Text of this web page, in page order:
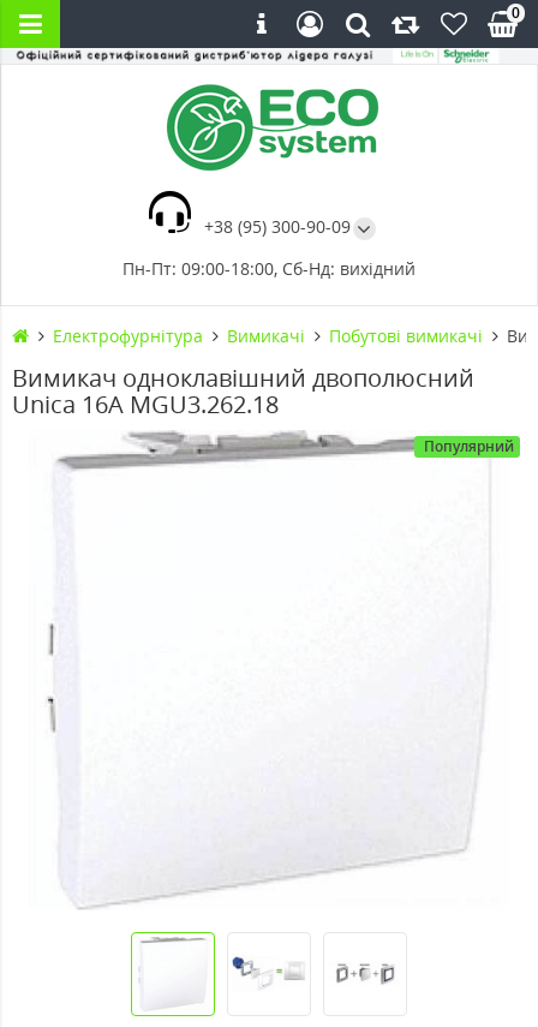
+38 (95) 300-90-09
Пн-Пт: 09:00-18:00, Сб-Нд: вихідний
0
Електрофурнітура Вимикачі Побутові вимикачі
Вимикач одноклавішний двополюсний
Unica 16А MGU3.262.18
Популярний